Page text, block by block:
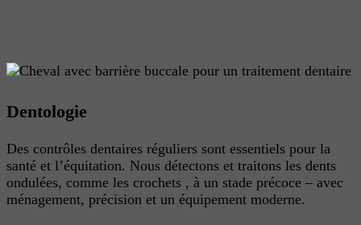
Dentologie
Des contrôles dentaires réguliers sont essentiels pour la
santé et l’équitation. Nous détectons et traitons les dents
ondulées, comme les crochets , à un stade précoce – avec
ménagement, précision et un équipement moderne.